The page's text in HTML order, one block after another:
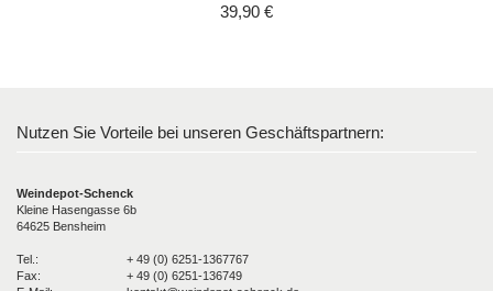
39,90 €
Nutzen Sie Vorteile bei unseren Geschäftspartnern:
Weindepot-Schenck
Kleine Hasengasse 6b
64625 Bensheim
Tel.:
+ 49 (0) 6251-1367767
Fax:
+ 49 (0) 6251-136749